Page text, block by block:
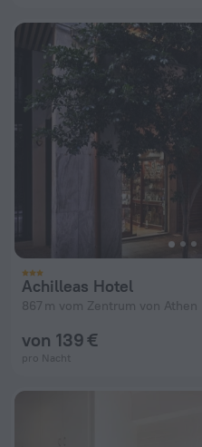
Achilleas Hotel
867 m vom Zentrum von Athen
von 139 €
pro Nacht